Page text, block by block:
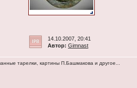
14.10.2007, 20:41
Автор: Gimnast
тарелки, картины П.Башмакова и другое...